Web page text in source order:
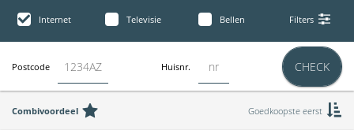
Internet Televisie Bellen Filters
Postcode Huisnr. CHECK
Combivoordeel Goedkoopste eerst